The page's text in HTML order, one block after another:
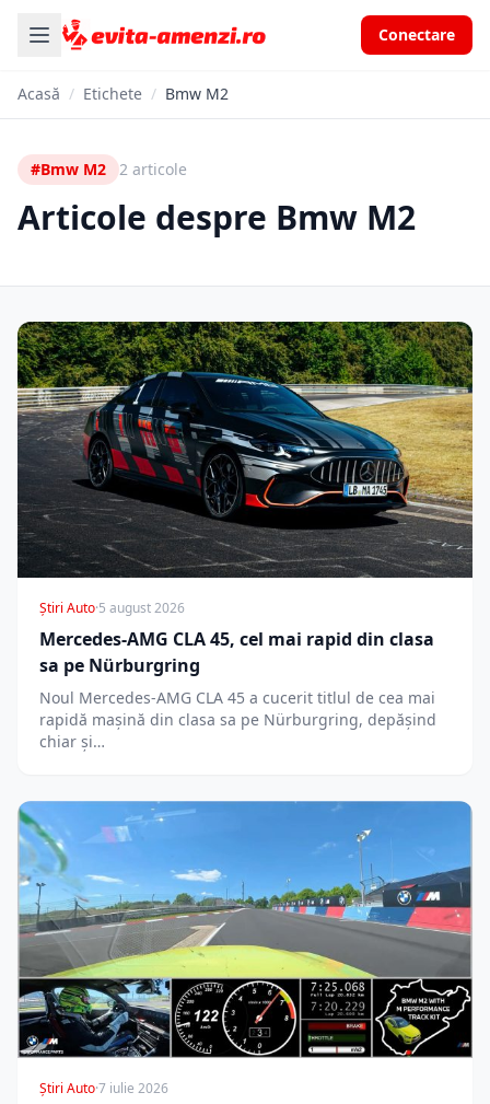
Conectare
Acasă / Etichete / Bmw M2
#Bmw M2 2 articole
Articole despre Bmw M2
Știri Auto·5 august 2026
Mercedes-AMG CLA 45, cel mai rapid din clasa
sa pe Nürburgring
Noul Mercedes-AMG CLA 45 a cucerit titlul de cea mai
rapidă mașină din clasa sa pe Nürburgring, depășind
chiar și…
Știri Auto·7 iulie 2026